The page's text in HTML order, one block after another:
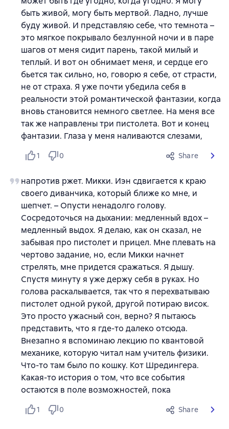
быть живой, могу быть мертвой. Ладно, лучше
буду живой. И представляю себе, что темнота –
это мягкое покрывало безлунной ночи и в паре
шагов от меня сидит парень, такой милый и
теплый. И вот он обнимает меня, и сердце его
бьется так сильно, но, говорю я себе, от страсти,
не от страха. Я уже почти убедила себя в
реальности этой романтической фантазии, когда
вновь становится немного светлее. На меня все
так же направлены три пистолета. Вот и конец
фантазии. Глаза у меня наливаются слезами,
1 0 Share
напротив ржет. Микки. Иэн сдвигается к краю
своего диванчика, который ближе ко мне, и
шепчет. – Опусти ненадолго голову.
Сосредоточься на дыхании: медленный вдох –
медленный выдох. Я делаю, как он сказал, не
забывая про пистолет и прицел. Мне плевать на
чертово задание, но, если Микки начнет
стрелять, мне придется сражаться. Я дышу.
Спустя минуту я уже держу себя в руках. Но
голова раскалывается, так что я перехватываю
пистолет одной рукой, другой потираю висок.
Это просто ужасный сон, верно? Я пытаюсь
представить, что я где-то далеко отсюда.
Внезапно я вспоминаю лекцию по квантовой
механике, которую читал нам учитель физики.
Что-то там было по кошку. Кот Шредингера.
Какая-то история о том, что все события
остаются в поле возможностей, пока
1 0 Share